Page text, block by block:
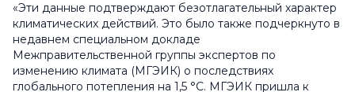
«Эти данные подтверждают безотлагательный характер
климатических действий. Это было также подчеркнуто в
недавнем специальном докладе
Межправительственной группы экспертов по
изменению климата (МГЭИК) о последствиях
глобального потепления на 1,5 °С. МГЭИК пришла к